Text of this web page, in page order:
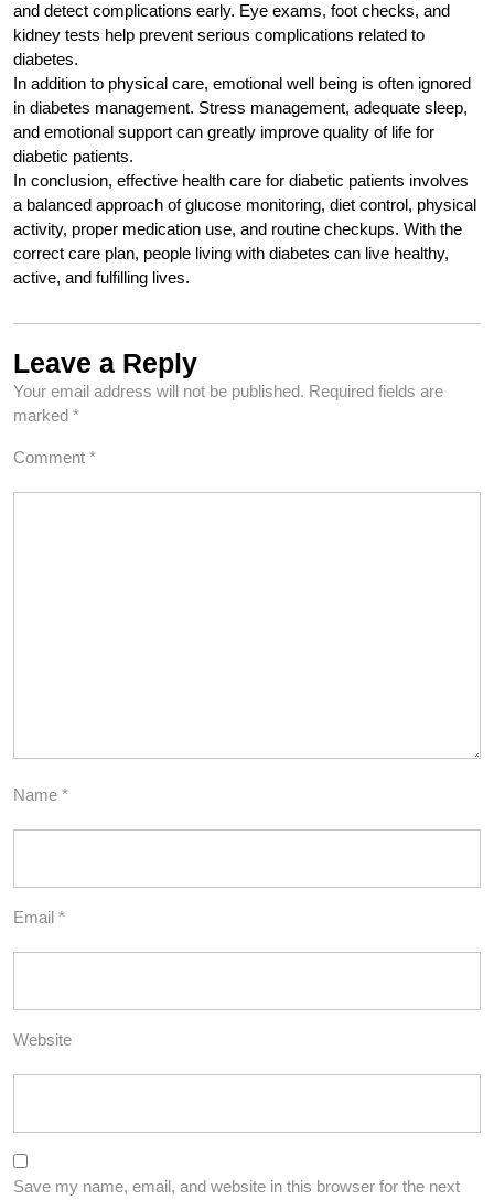
and detect complications early. Eye exams, foot checks, and
kidney tests help prevent serious complications related to
diabetes.
In addition to physical care, emotional well being is often ignored
in diabetes management. Stress management, adequate sleep,
and emotional support can greatly improve quality of life for
diabetic patients.
In conclusion, effective health care for diabetic patients involves
a balanced approach of glucose monitoring, diet control, physical
activity, proper medication use, and routine checkups. With the
correct care plan, people living with diabetes can live healthy,
active, and fulfilling lives.
Leave a Reply
Your email address will not be published. Required fields are
marked *
Comment *
Name *
Email *
Website
Save my name, email, and website in this browser for the next